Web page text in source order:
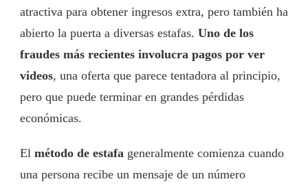
atractiva para obtener ingresos extra, pero también ha
abierto la puerta a diversas estafas. Uno de los
fraudes más recientes involucra pagos por ver
videos, una oferta que parece tentadora al principio,
pero que puede terminar en grandes pérdidas
económicas.
El método de estafa generalmente comienza cuando
una persona recibe un mensaje de un número